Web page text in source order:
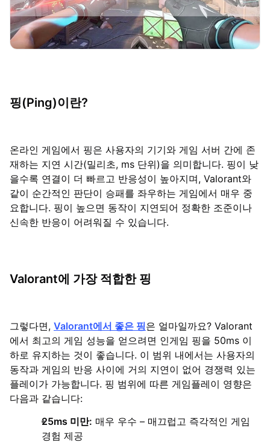
핑(Ping)이란?
온라인 게임에서 핑은 사용자의 기기와 게임 서버 간에 존
재하는 지연 시간(밀리초, ms 단위)을 의미합니다. 핑이 낮
을수록 연결이 더 빠르고 반응성이 높아지며, Valorant와
같이 순간적인 판단이 승패를 좌우하는 게임에서 매우 중
요합니다. 핑이 높으면 동작이 지연되어 정확한 조준이나
신속한 반응이 어려워질 수 있습니다.
Valorant에 가장 적합한 핑
그렇다면, Valorant에서 좋은 핑은 얼마일까요? Valorant
에서 최고의 게임 성능을 얻으려면 인게임 핑을 50ms 이
하로 유지하는 것이 좋습니다. 이 범위 내에서는 사용자의
동작과 게임의 반응 사이에 거의 지연이 없어 경쟁력 있는
플레이가 가능합니다. 핑 범위에 따른 게임플레이 영향은
다음과 같습니다:
25ms 미만: 매우 우수 – 매끄럽고 즉각적인 게임
경험 제공